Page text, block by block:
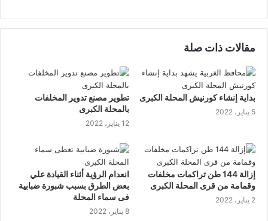
مقالات ذات صلة
بداية إنشاء كورنيش المحلة الكبرى
5 يناير، 2022
تطوير مصنع تدوير المخلفات
بالمحلة الكبرى
12 يناير، 2022
إزالة 144 طن تراكمات مخلفات
وقمامة من قرى المحلة الكبرى
2 يناير، 2022
انعدام الرؤية أثناء القيادة علي
بعض الطرق بسبب شبورة ضبابية
فى سماء المحلة
8 يناير، 2022